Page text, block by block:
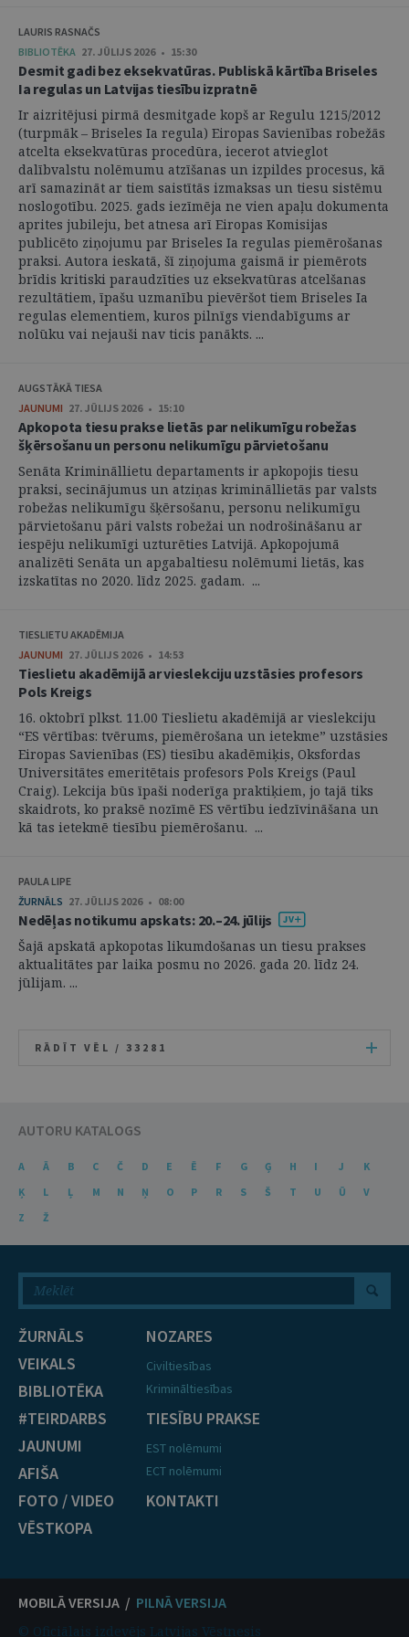
LAURIS RASNAČS
BIBLIOTĒKA 27. JŪLIJS 2026 • 15:30
Desmit gadi bez eksekvatūras. Publiskā kārtība Briseles
Ia regulas un Latvijas tiesību izpratnē
Ir aizritējusi pirmā desmitgade kopš ar Regulu 1215/2012
(turpmāk – Briseles Ia regula) Eiropas Savienības robežās
atcelta eksekvatūras procedūra, iecerot atvieglot
dalībvalstu nolēmumu atzīšanas un izpildes procesus, kā
arī samazināt ar tiem saistītās izmaksas un tiesu sistēmu
noslogotību. 2025. gads iezīmēja ne vien apaļu dokumenta
aprites jubileju, bet atnesa arī Eiropas Komisijas
publicēto ziņojumu par Briseles Ia regulas piemērošanas
praksi. Autora ieskatā, šī ziņojuma gaismā ir piemērots
brīdis kritiski paraudzīties uz eksekvatūras atcelšanas
rezultātiem, īpašu uzmanību pievēršot tiem Briseles Ia
regulas elementiem, kuros pilnīgs viendabīgums ar
nolūku vai nejauši nav ticis panākts. ...
AUGSTĀKĀ TIESA
JAUNUMI 27. JŪLIJS 2026 • 15:10
Apkopota tiesu prakse lietās par nelikumīgu robežas
šķērsošanu un personu nelikumīgu pārvietošanu
Senāta Krimināllietu departaments ir apkopojis tiesu
praksi, secinājumus un atziņas krimināllietās par valsts
robežas nelikumīgu šķērsošanu, personu nelikumīgu
pārvietošanu pāri valsts robežai un nodrošināšanu ar
iespēju nelikumīgi uzturēties Latvijā. Apkopojumā
analizēti Senāta un apgabaltiesu nolēmumi lietās, kas
izskatītas no 2020. līdz 2025. gadam. ...
TIESLIETU AKADĒMIJA
JAUNUMI 27. JŪLIJS 2026 • 14:53
Tieslietu akadēmijā ar vieslekciju uzstāsies profesors
Pols Kreigs
16. oktobrī plkst. 11.00 Tieslietu akadēmijā ar vieslekciju
“ES vērtības: tvērums, piemērošana un ietekme” uzstāsies
Eiropas Savienības (ES) tiesību akadēmiķis, Oksfordas
Universitātes emeritētais profesors Pols Kreigs (Paul
Craig). Lekcija būs īpaši noderīga praktiķiem, jo tajā tiks
skaidrots, ko praksē nozīmē ES vērtību iedzīvināšana un
kā tas ietekmē tiesību piemērošanu. ...
PAULA LIPE
ŽURNĀLS 27. JŪLIJS 2026 • 08:00
Nedēļas notikumu apskats: 20.–24. jūlijs
Šajā apskatā apkopotas likumdošanas un tiesu prakses
aktualitātes par laika posmu no 2026. gada 20. līdz 24.
jūlijam. ...
RĀDĪT VĒL / 33281
AUTORU KATALOGS
A Ā B C Č D E Ē F G Ģ H I J
K
Ķ
L Ļ M N Ņ O P R S Š T U Ū
V
Z
Ž
ŽURNĀLS
VEIKALS
BIBLIOTĒKA
#TEIRDARBS
JAUNUMI
AFIŠA
FOTO / VIDEO
VĒSTKOPA
NOZARES
Civiltiesības
Krimināltiesības
TIESĪBU PRAKSE
EST nolēmumi
ECT nolēmumi
KONTAKTI
MOBILĀ VERSIJA / PILNĀ VERSIJA
© Oficiālais izdevējs Latvijas Vēstnesis